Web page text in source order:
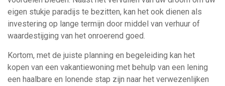
eigen stukje paradijs te bezitten, kan het ook dienen als
investering op lange termijn door middel van verhuur of
waardestijging van het onroerend goed.
Kortom, met de juiste planning en begeleiding kan het
kopen van een vakantiewoning met behulp van een lening
een haalbare en lonende stap zijn naar het verwezenlijken